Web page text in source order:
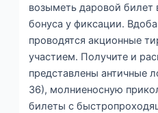
возыметь даровой билет
бонуса у фиксации.
проводятся акционные
участием. Получите и
представлены античные
36), молниеносную
билеты с